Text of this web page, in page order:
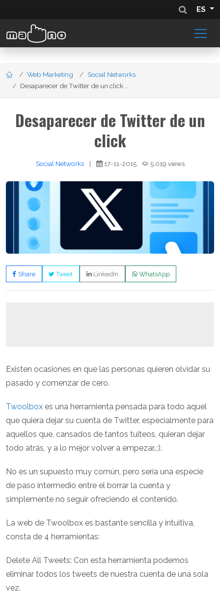
ES
Web Marketing
Social Networks
Desaparecer de Twitter de un click ...
Desaparecer de Twitter de un
click
Social Networks | 17-11-2015 5,019 views
Share Tweet LinkedIn WhatsApp
Existen ocasiones en que las personas quieren olvidar su
pasado y comenzar de cero.
Twoolbox es una herramienta pensada para todo aquel
que quiera dejar su cuenta de Twitter, especialmente para
aquellos que, cansados de tantos tuiteos, quieran dejar
todo atrás, y a lo mejor volver a empezar..;).
No es un supuesto muy común, pero sería una especie
de paso intermedio entre el borrar la cuenta y
simplemente no seguir ofreciendo el contenido.
La web de Twoolbox es bastante sencilla y intuitiva,
consta de 4 herramientas:
Delete All Tweets: Con esta herramienta podemos
eliminar todos los tweets de nuestra cuenta de una sola
vez.